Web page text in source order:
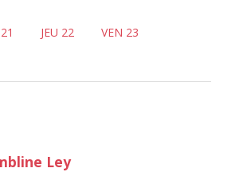
JEU 22 VEN 23
Ley